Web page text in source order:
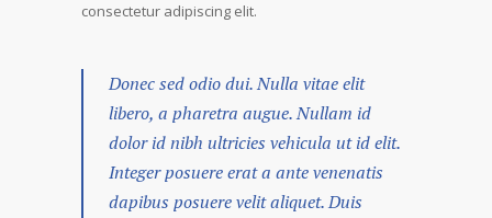
consectetur adipiscing elit.
Donec sed odio dui. Nulla vitae elit
libero, a pharetra augue. Nullam id
dolor id nibh ultricies vehicula ut id elit.
Integer posuere erat a ante venenatis
dapibus posuere velit aliquet. Duis